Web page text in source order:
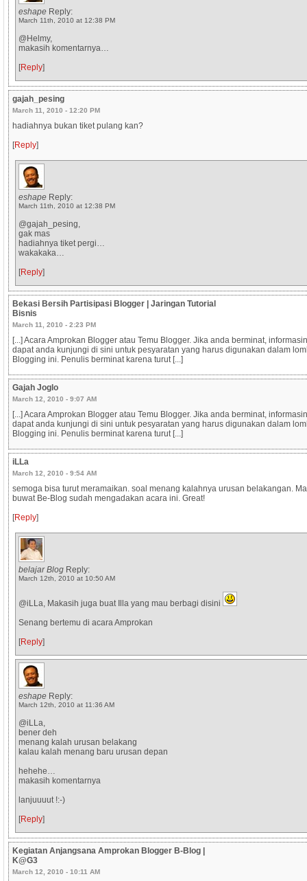
eshape Reply:
March 11th, 2010 at 12:38 PM
@Helmy,
makasih komentarnya…
[Reply]
gajah_pesing
March 11, 2010 - 12:20 PM
hadiahnya bukan tiket pulang kan?
[Reply]
eshape Reply:
March 11th, 2010 at 12:38 PM
@gajah_pesing,
gak mas
hadiahnya tiket pergi…
wakakaka…
[Reply]
Bekasi Bersih Partisipasi Blogger | Jaringan Tutorial
Bisnis
March 11, 2010 - 2:23 PM
[...] Acara Amprokan Blogger atau Temu Blogger. Jika anda berminat,
dapat anda kunjungi di sini untuk pesyaratan yang harus digunakan dalam
Blogging ini. Penulis berminat karena turut [...]
Gajah Joglo
March 12, 2010 - 9:07 AM
[...] Acara Amprokan Blogger atau Temu Blogger. Jika anda berminat,
dapat anda kunjungi di sini untuk pesyaratan yang harus digunakan dalam
Blogging ini. Penulis berminat karena turut [...]
iLLa
March 12, 2010 - 9:54 AM
semoga bisa turut meramaikan. soal menang kalahnya urusan belakangan.
buwat Be-Blog sudah mengadakan acara ini. Great!
[Reply]
belajar Blog Reply:
March 12th, 2010 at 10:50 AM
@iLLa, Makasih juga buat Illa yang mau berbagi disini
Senang bertemu di acara Amprokan
[Reply]
eshape Reply:
March 12th, 2010 at 11:36 AM
@iLLa,
bener deh
menang kalah urusan belakang
kalau kalah menang baru urusan depan
hehehe…
makasih komentarnya
lanjuuuut !:-)
[Reply]
Kegiatan Anjangsana Amprokan Blogger B-Blog |
K@G3
March 12, 2010 - 10:11 AM